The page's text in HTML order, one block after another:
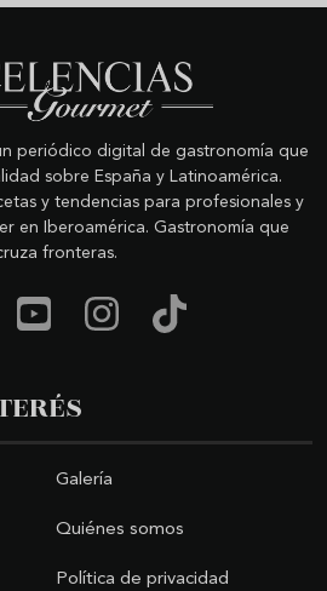
periódico digital de gastronomía que
sobre España y Latinoamérica.
y tendencias para profesionales y
en Iberoamérica. Gastronomía que
fronteras.
Galería
Quiénes somos
Política de privacidad